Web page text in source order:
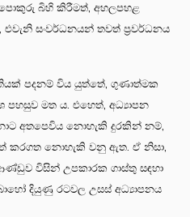
බිහි කිරීමත්, අහලපහළ
සංවර්ධනයන් තවත් ප්‍රවර්ධනය
පදනම් විය යුත්තේ, ගුණාත්මක
පහසුව මත ය. එහෙත්, අධ්‍යාපන
අතපෙවිය නොහැකි දුරකින් නම්,
කරගත නොහැකි වනු ඇත. ඒ නිසා,
විසින් උපකාරක ගාස්තු සඳහා
දියුණු රටවල උසස් අධ්‍යාපනය